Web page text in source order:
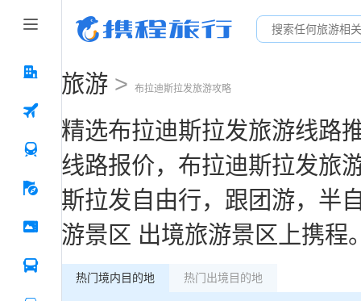
旅游 > 布拉迪斯拉发旅游攻略
精选布拉迪斯拉发旅游线路
线路报价， 布拉迪斯拉发旅
斯拉发自由行，跟团游，半
游景区 出境旅游景区 上携程
热门境内目的地 热门出境目的地